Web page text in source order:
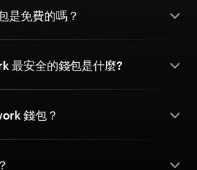
是免費的嗎？
最安全的錢包是什麼?
錢包？